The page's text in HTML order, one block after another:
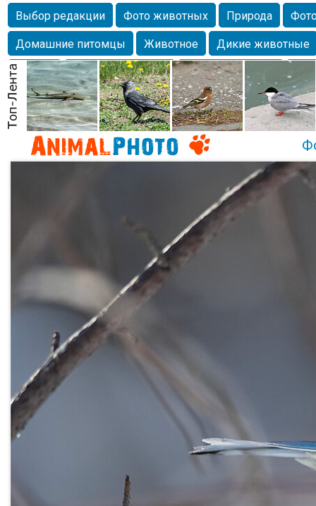
Выбор редакции Фото животных Природа
Домашние питомцы
Животное
Дикие животные
Собаки
Alexanderandronik Млекопитающие
Морда
Собачка Осень Портрет
Домашние
Насекомое
Коты Lebert Дикие птицы Утка